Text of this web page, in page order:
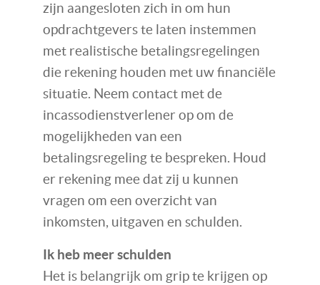
zijn aangesloten zich in om hun
opdrachtgevers te laten instemmen
met realistische betalingsregelingen
die rekening houden met uw financiële
situatie. Neem contact met de
incassodienstverlener op om de
mogelijkheden van een
betalingsregeling te bespreken. Houd
er rekening mee dat zij u kunnen
vragen om een overzicht van
inkomsten, uitgaven en schulden.
Ik heb meer schulden
Het is belangrijk om grip te krijgen op